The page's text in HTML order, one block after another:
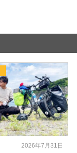
2026年7月31日